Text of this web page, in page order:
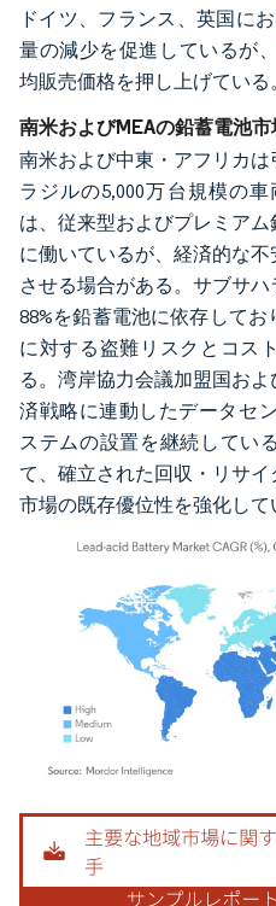
ドイツ、フランス、英国に
量の減少を促進しているが
均販売価格を押し上げている
南米およびMEAの鉛蓄電池市
南米および中東・アフリカ
ラジルの5,000万台規模の
は、従来型およびプレミア
に働いているが、経済的な
させる場合がある。サブサ
88%を鉛蓄電池に依存して
に対する盗難リスクとコス
る。湾岸協力会議加盟国お
済戦略に連動したデータセ
ステムの設置を継続してい
て、確立された回収・リサ
市場の既存優位性を強化して
画像 © Mordor Intelligence。再利用に